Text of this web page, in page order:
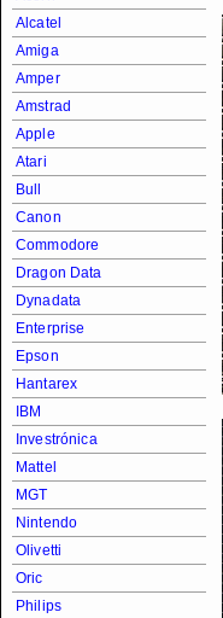
Alcatel
Amiga
Amper
Amstrad
Apple
Atari
Bull
Canon
Commodore
Dragon Data
Dynadata
Enterprise
Epson
Hantarex
IBM
Investrónica
Mattel
MGT
Nintendo
Olivetti
Oric
Philips